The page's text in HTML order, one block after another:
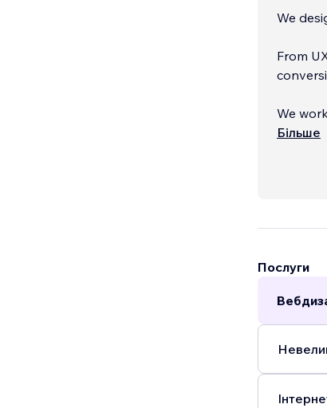
We
From
We
website
Більше
Послуги